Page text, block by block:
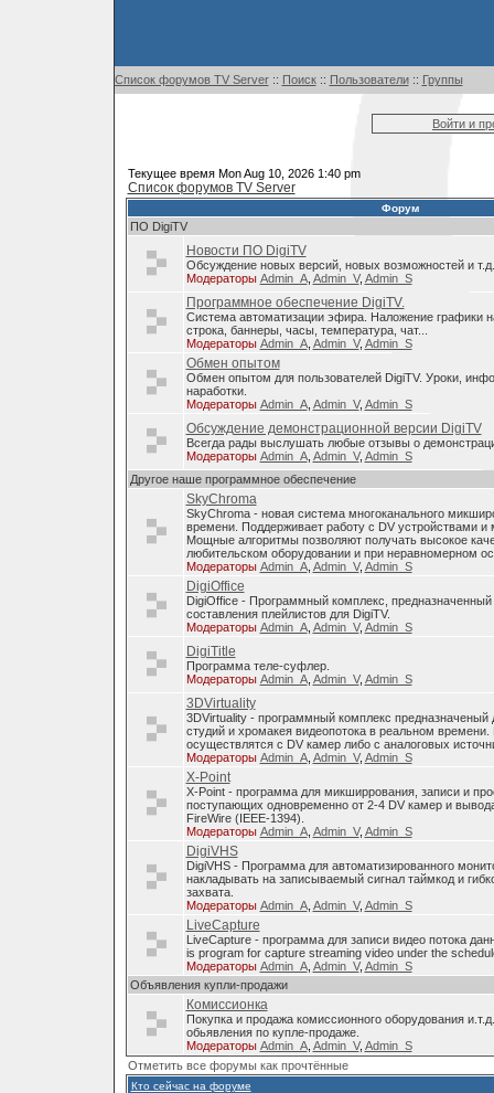
Список форумов TV Server:: Поиск:: Пользователи:: Группы
Войти и
Текущее время Mon Aug 10, 2026 1:40 pm
Список форумов TV Server
Форум
ПО DigiTV
Новости ПО DigiTV
Обсуждение новых версий, новых возможностей и т.д.
Модераторы Admin_A, Admin_V, Admin_S
Программное обеспечение DigiTV.
Система автоматизации эфира. Наложение графики
строка, баннеры, часы, температура, чат...
Модераторы Admin_A, Admin_V, Admin_S
Обмен опытом
Обмен опытом для пользователей DigiTV. Уроки,
наработки.
Модераторы Admin_A, Admin_V, Admin_S
Обсуждение демонстрационной версии DigiTV
Всегда рады выслушать любые отзывы о
Модераторы Admin_A, Admin_V, Admin_S
Другое наше программное обеспечение
SkyChroma
SkyChroma - новая система многоканального
времени. Поддерживает работу с DV устройствами
Мощные алгоритмы позволяют получать высокое
любительском оборудовании и при неравномерном
Модераторы Admin_A, Admin_V, Admin_S
DigiOffice
DigiOffice - Программный комплекс, предназначенный
составления плейлистов для DigiTV.
Модераторы Admin_A, Admin_V, Admin_S
DigiTitle
Программа теле-суфлер.
Модераторы Admin_A, Admin_V, Admin_S
3DVirtuality
3DVirtuality - программный комплекс предназначеный
студий и хромакея видеопотока в реальном
осуществлятся с DV камер либо с аналоговых
Модераторы Admin_A, Admin_V, Admin_S
X-Point
X-Point - программа для микширрования, записи и
поступающих одновременно от 2-4 DV камер и
FireWire (IEEE-1394).
Модераторы Admin_A, Admin_V, Admin_S
DigiVHS
DigiVHS - Программа для автоматизированного
накладывать на записываемый сигнал таймкод и
захвата.
Модераторы Admin_A, Admin_V, Admin_S
LiveCapture
LiveCapture - программа для записи видео потока
is program for capture streaming video under the
Модераторы Admin_A, Admin_V, Admin_S
Объявления купли-продажи
Комиссионка
Покупка и продажа комиссионного оборудования
обьявления по купле-продаже.
Модераторы Admin_A, Admin_V, Admin_S
Отметить все форумы как прочтённые
Кто сейчас на форуме